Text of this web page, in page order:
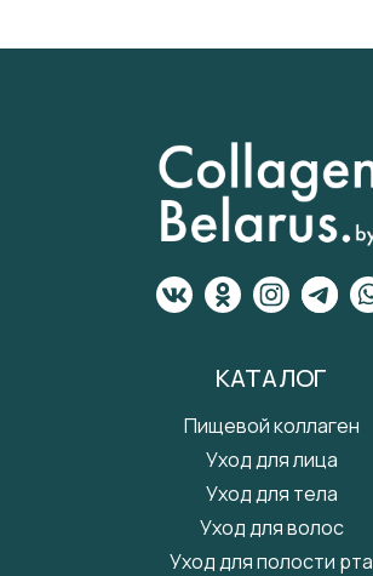
КАТАЛОГ
Пищевой коллаген
Уход для лица
Уход для тела
Уход для волос
Уход для полости рта